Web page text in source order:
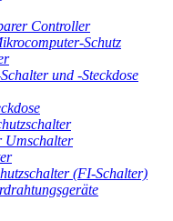
Controller
Schutz
und -Steckdose
Umschalter
(FI-Schalter)